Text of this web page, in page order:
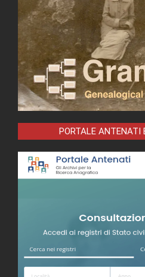
PORTALE ANTENATI